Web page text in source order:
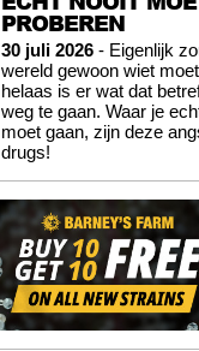
PROBEREN
30 juli 2026 - Eigenlijk
wereld gewoon wiet
helaas is er wat dat
weg te gaan. Waar je
moet gaan, zijn deze
drugs!